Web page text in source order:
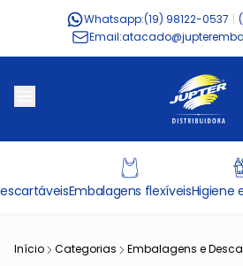
Whatsapp:(19) 98122-0537
Email:
Embalagens flexíveisHigiene
Início Categorias Embalagens e